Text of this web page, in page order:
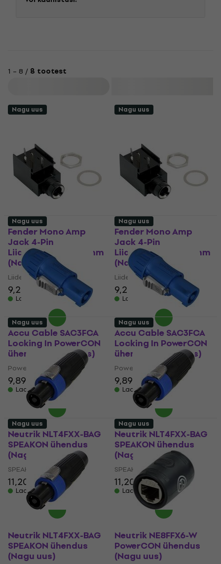
1 – 8 / 8 tootest
Nagu uus
Fender Mono Amp
Jack 4-Pin
Liidesühendus 6,3 mm
(Nagu uus)
Liidesühendus 6,3 mm
9,29 € 9,60 €
Laos olemas
Nagu uus
Fender Mono Amp
Jack 4-Pin
Liidesühendus 6,3 mm
(Nagu uus)
Liidesühendus 6,3 mm
9,29 € 9,60 €
Laos olemas
Nagu uus
Accu Cable SAC3FCA
Locking In PowerCON
ühendus (Nagu uus)
PowerCON ühendus
9,89 €
Laos olemas
Nagu uus
Accu Cable SAC3FCA
Locking In PowerCON
ühendus (Nagu uus)
PowerCON ühendus
9,89 €
Laos olemas
Nagu uus
Neutrik NLT4FXX-BAG
SPEAKON ühendus
(Nagu uus)
SPEAKON ühendus
11,20 €13 €
Laos olemas
Nagu uus
Neutrik NLT4FXX-BAG
SPEAKON ühendus
(Nagu uus)
SPEAKON ühendus
11,20 €13 €
Laos olemas
Nagu uus
Neutrik NLT4FXX-BAG
SPEAKON ühendus
(Nagu uus)
Nagu uus
Neutrik NE8FFX6-W
PowerCON ühendus
(Nagu uus)